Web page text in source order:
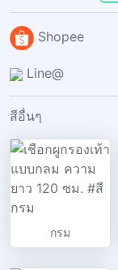
Shopee
Line@
สีอื่นๆ
กรม